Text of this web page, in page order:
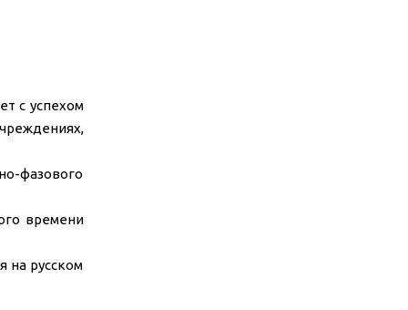
с успехом
фазового
времени
на русском